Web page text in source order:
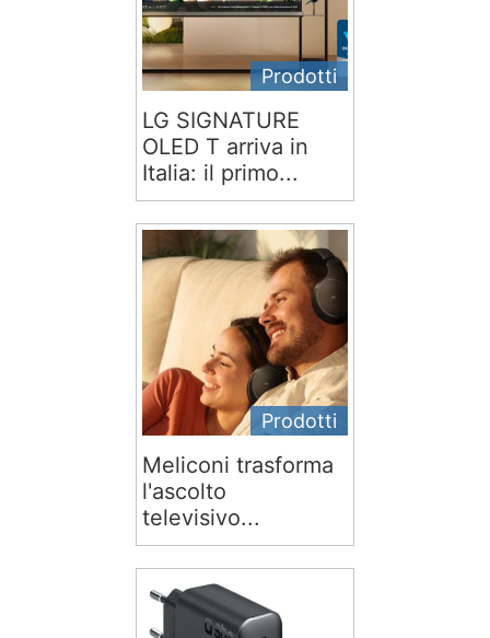
Prodotti
LG SIGNATURE
OLED T arriva in
Italia: il primo...
Prodotti
Meliconi trasforma
l'ascolto
televisivo...